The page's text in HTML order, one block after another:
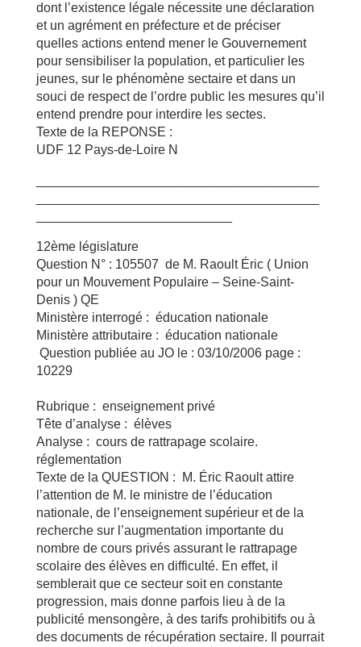
dont l’existence légale nécessite une déclaration
et un agrément en préfecture et de préciser
quelles actions entend mener le Gouvernement
pour sensibiliser la population, et particulier les
jeunes, sur le phénomène sectaire et dans un
souci de respect de l’ordre public les mesures qu’il
entend prendre pour interdire les sectes.
Texte de la REPONSE :
UDF 12 Pays-de-Loire N
12ème législature
Question N° : 105507 de M. Raoult Éric ( Union
pour un Mouvement Populaire – Seine-Saint-
Denis ) QE
Ministère interrogé : éducation nationale
Ministère attributaire : éducation nationale
Question publiée au JO le : 03/10/2006 page :
10229
Rubrique : enseignement privé
Tête d’analyse : élèves
Analyse : cours de rattrapage scolaire.
réglementation
Texte de la QUESTION : M. Éric Raoult attire
l’attention de M. le ministre de l’éducation
nationale, de l’enseignement supérieur et de la
recherche sur l’augmentation importante du
nombre de cours privés assurant le rattrapage
scolaire des élèves en difficulté. En effet, il
semblerait que ce secteur soit en constante
progression, mais donne parfois lieu à de la
publicité mensongère, à des tarifs prohibitifs ou à
des documents de récupération sectaire. Il pourrait